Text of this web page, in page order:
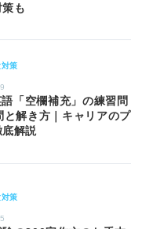
策も
策
「空欄補充」の練習問
と解き方｜キャリアのプ
底解説
策